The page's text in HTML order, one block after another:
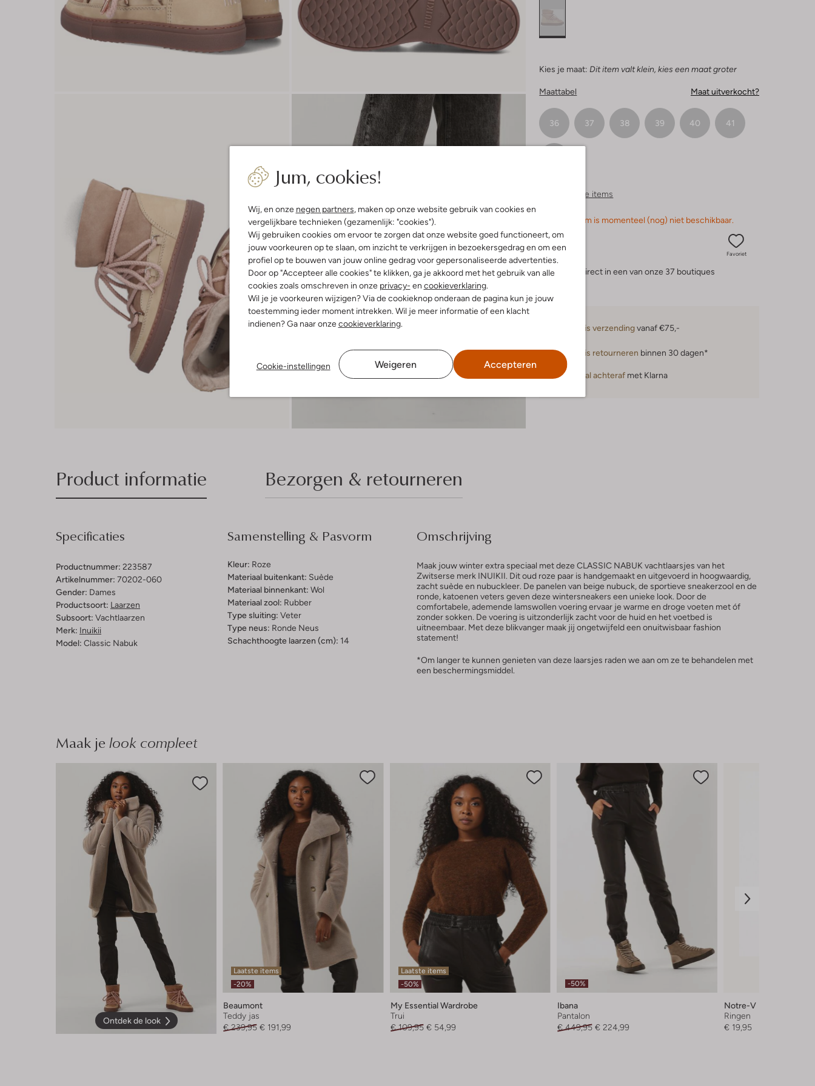
Jum, cookies!
Wij, en onze negen partners, maken op onze website gebruik van cookies en
vergelijkbare technieken (gezamenlijk: "cookies").
Wij gebruiken cookies om ervoor te zorgen dat onze website goed functioneert, om
jouw voorkeuren op te slaan, om inzicht te verkrijgen in bezoekersgedrag en om een
profiel op te bouwen van jouw online gedrag voor gepersonaliseerde advertenties.
Door op "Accepteer alle cookies" te klikken, ga je akkoord met het gebruik van alle
cookies zoals omschreven in onze privacy- en cookieverklaring.
Wil je je voorkeuren wijzigen? Via de cookieknop onderaan de pagina kun je jouw
toestemming ieder moment intrekken. Wil je meer informatie of een klacht
indienen? Ga naar onzecookieverklaring.
Cookie-instellingen Weigeren Accepteren
Kies je maat: Dit item valt klein, kies een maat groter
Maattabel Maat uitverkocht?
36 37 38 39 40 41
Vergelijkbare items
Sorry, dit item is momenteel (nog) niet beschikbaar.
Favoriet
Reserveer direct in een van onze 37 boutiques
Gratis verzendingvanaf €75,-
Gratis retourneren binnen 30 dagen*
Betaal achteraf met Klarna
Product informatie Bezorgen & retourneren
Specificaties
Productnummer: 223587
Artikelnummer: 70202-060
Gender: Dames
Productsoort: Laarzen
Subsoort: Vachtlaarzen
Merk: Inuikii
Model: Classic Nabuk
Samenstelling & Pasvorm
Kleur: Roze
Materiaal buitenkant: Suède
Materiaal binnenkant: Wol
Materiaal zool: Rubber
Type sluiting: Veter
Type neus: Ronde Neus
Schachthoogte laarzen (cm): 14
Omschrijving
Maak jouw winter extra speciaal met deze CLASSIC NABUK vachtlaarsjes van het
Zwitserse merk INUIKII. Dit oud roze paar is handgemaakt en uitgevoerd in hoogwaardig,
zacht suède en nubuckleer. De panelen van beige nubuck, de sportieve sneakerzool en de
ronde, katoenen veters geven deze wintersneakers een unieke look. Door de
comfortabele, ademende lamswollen voering ervaar je warme en droge voeten met óf
zonder sokken. De voering is uitzonderlijk zacht voor de huid en het voetbed is
uitneembaar. Met deze blikvanger maak jij ongetwijfeld een onuitwisbaar fashion
statement!
*Om langer te kunnen genieten van deze laarsjes raden we aan om ze te behandelen met
een beschermingsmiddel.
Maak je look compleet
Ontdek de look
Laatste items
-20%
Beaumont
Teddy jas
€ 239,95 € 191,99
Laatste items
-50%
My Essential Wardrobe
Trui
€ 109,95 € 54,99
-50%
Ibana
Pantalon
€ 449,95 € 224,99
Notre-V
Ringen
€ 19,95